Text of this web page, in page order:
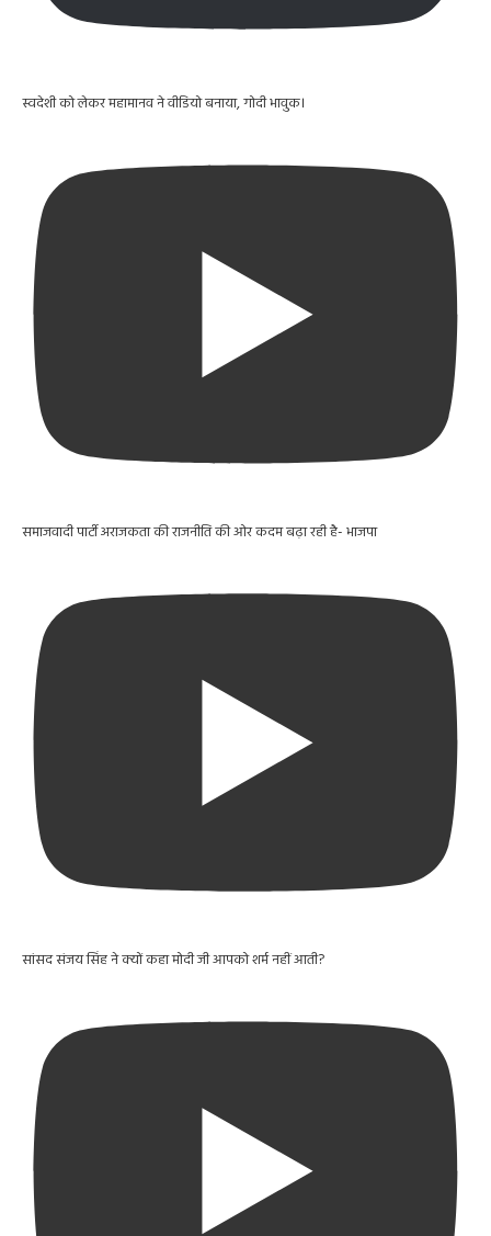
स्वदेशी को लेकर महामानव ने वीडियो बनाया, गोदी भावुक।
समाजवादी पार्टी अराजकता की राजनीति की ओर कदम बढ़ा रही है- भाजपा
सांसद संजय सिंह ने क्यों कहा मोदी जी आपको शर्म नहीं आती?